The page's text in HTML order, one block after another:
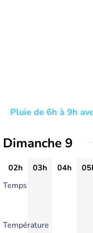
Pluie de 6h à 9h
Dimanche 9
02h 03h 04h
Temps
Température